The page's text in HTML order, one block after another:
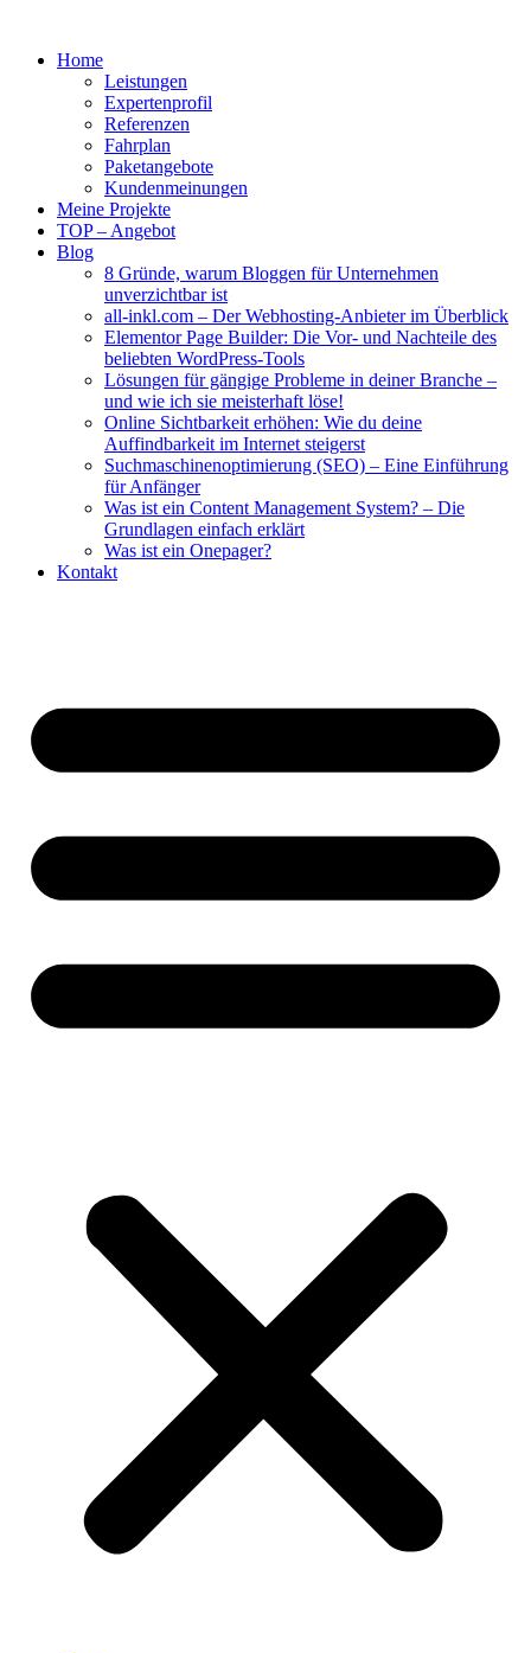
Home
Leistungen
Expertenprofil
Referenzen
Fahrplan
Paketangebote
Kundenmeinungen
Meine Projekte
TOP – Angebot
Blog
8 Gründe, warum Bloggen für Unternehmen
unverzichtbar ist
all-inkl.com – Der Webhosting-Anbieter im Überblick
Elementor Page Builder: Die Vor- und Nachteile des
beliebten WordPress-Tools
Lösungen für gängige Probleme in deiner Branche –
und wie ich sie meisterhaft löse!
Online Sichtbarkeit erhöhen: Wie du deine
Auffindbarkeit im Internet steigerst
Suchmaschinenoptimierung (SEO) – Eine Einführung
für Anfänger
Was ist ein Content Management System? – Die
Grundlagen einfach erklärt
Was ist ein Onepager?
Kontakt